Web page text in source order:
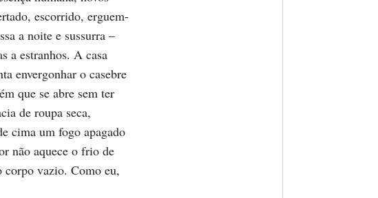
escorrido, erguem-
a noite e sussurra –
a estranhos. A casa
envergonhar o casebre
que se abre sem ter
de roupa seca,
cima um fogo apagado
não aquece o frio de
corpo vazio. Como eu,